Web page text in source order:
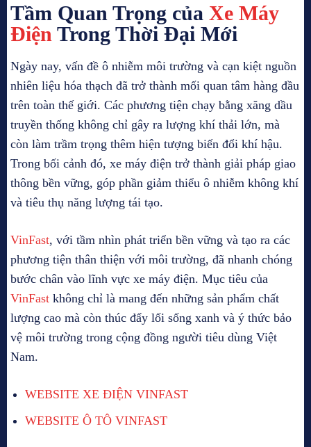
Tầm Quan Trọng của Xe Máy
Điện Trong Thời Đại Mới
Ngày nay, vấn đề ô nhiễm môi trường và cạn kiệt nguồn
nhiên liệu hóa thạch đã trở thành mối quan tâm hàng đầu
trên toàn thế giới. Các phương tiện chạy bằng xăng dầu
truyền thống không chỉ gây ra lượng khí thải lớn, mà
còn làm trầm trọng thêm hiện tượng biến đổi khí hậu.
Trong bối cảnh đó, xe máy điện trở thành giải pháp giao
thông bền vững, góp phần giảm thiểu ô nhiễm không khí
và tiêu thụ năng lượng tái tạo.
VinFast, với tầm nhìn phát triển bền vững và tạo ra các
phương tiện thân thiện với môi trường, đã nhanh chóng
bước chân vào lĩnh vực xe máy điện. Mục tiêu của
VinFast không chỉ là mang đến những sản phẩm chất
lượng cao mà còn thúc đẩy lối sống xanh và ý thức bảo
vệ môi trường trong cộng đồng người tiêu dùng Việt
Nam.
WEBSITE XE ĐIỆN VINFAST
WEBSITE Ô TÔ VINFAST